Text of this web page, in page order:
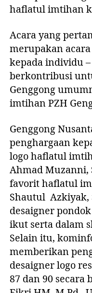
haflatul imtihan
Acara yang
merupakan
kepada individu
berkontribusi
Genggong
imtihan PZH
Genggong
penghargaan
logo haflatul
Ahmad Muzanni,
favorit haflatul
Shautul Azkiyak,
desaigner
ikut serta dalam
Selain itu,
memberikan
desaigner logo
87 dan 90